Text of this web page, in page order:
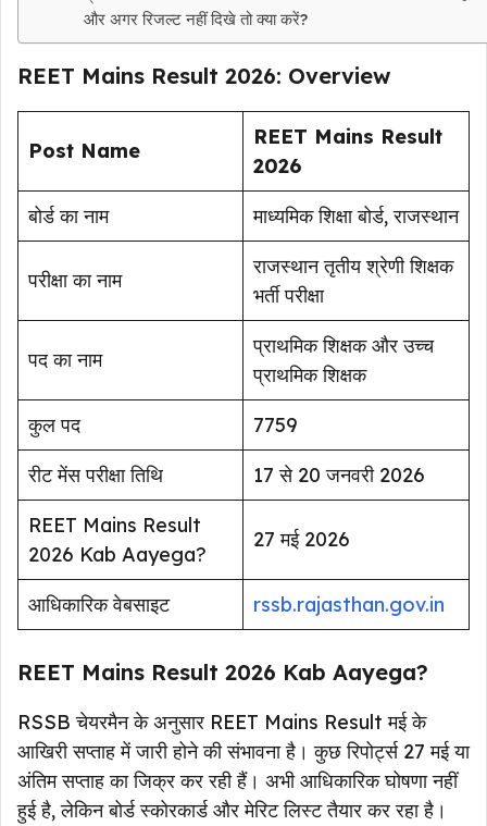
और अगर रिजल्ट नहीं दिखे तो क्या करें?
REET Mains Result 2026: Overview
Post Name
REET Mains Result
2026
बोर्ड का नाम
माध्यमिक शिक्षा बोर्ड, राजस्थान
परीक्षा का नाम
राजस्थान तृतीय श्रेणी शिक्षक
भर्ती परीक्षा
पद का नाम
प्राथमिक शिक्षक और उच्च
प्राथमिक शिक्षक
कुल पद
7759
रीट मेंस परीक्षा तिथि
17 से 20 जनवरी 2026
REET Mains Result
2026 Kab Aayega?
27 मई 2026
आधिकारिक वेबसाइट rssb.rajasthan.gov.in
REET Mains Result 2026 Kab Aayega?
RSSB चेयरमैन के अनुसार REET Mains Result मई के
आखिरी सप्ताह में जारी होने की संभावना है। कुछ रिपोर्ट्स 27 मई या
अंतिम सप्ताह का जिक्र कर रही हैं। अभी आधिकारिक घोषणा नहीं
हुई है, लेकिन बोर्ड स्कोरकार्ड और मेरिट लिस्ट तैयार कर रहा है।